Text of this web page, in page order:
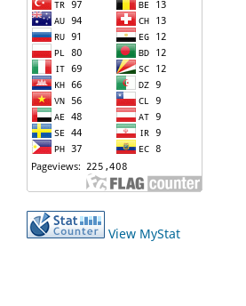
View MyStat